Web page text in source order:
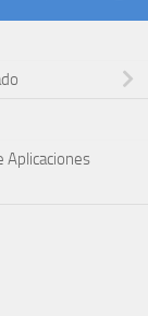
Aplicaciones